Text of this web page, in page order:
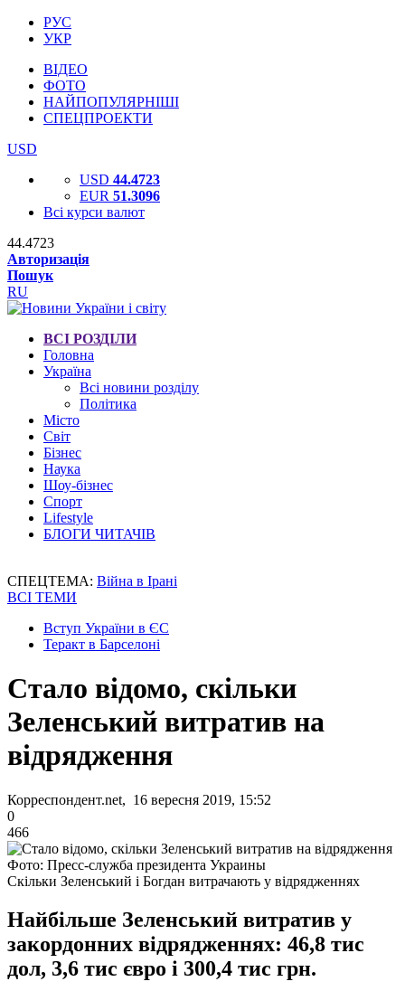
РУС
УКР
ВІДЕО
ФОТО
НАЙПОПУЛЯРНІШІ
СПЕЦПРОЕКТИ
USD
USD 44.4723
EUR 51.3096
Всі курси валют
44.4723
Авторизація
Пошук
RU
ВСІ РОЗДІЛИ
Головна
Україна
Всі новини розділу
Політика
Місто
Світ
Бізнес
Наука
Шоу-бізнес
Спорт
Lifestyle
БЛОГИ ЧИТАЧІВ
СПЕЦТЕМА: Війна в Ірані
ВСІ ТЕМИ
Вступ України в ЄС
Теракт в Барселоні
Стало відомо, скільки
Зеленський витратив на
відрядження
Корреспондент.net, 16 вересня 2019, 15:52
0
466
Фото: Пресс-служба президента Украины
Скільки Зеленський і Богдан витрачають у відрядженнях
Найбільше Зеленський витратив у
закордонних відрядженнях: 46,8 тис
дол, 3,6 тис євро і 300,4 тис грн.